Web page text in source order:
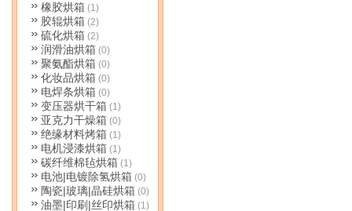
橡胶烘箱 (1)
胶辊烘箱 (2)
硫化烘箱 (2)
润滑油烘箱 (0)
聚氨酯烘箱 (0)
化妆品烘箱 (0)
电焊条烘箱 (0)
变压器烘干箱 (1)
亚克力干燥箱 (0)
绝缘材料烤箱 (1)
电机浸漆烘箱 (1)
碳纤维棉毡烘箱 (1)
电池|电镀除氢烘箱 (0)
陶瓷|玻璃|晶硅烘箱 (0)
油墨|印刷|丝印烘箱 (1)